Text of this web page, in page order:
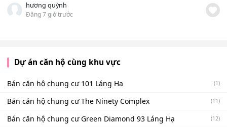
hương quỳnh
Đăng 7 giờ trước
Dự án căn hộ cùng khu vực
Bán căn hộ chung cư 101 Láng Hạ (1)
Bán căn hộ chung cư The Ninety Complex (11)
Bán căn hộ chung cư Green Diamond 93 Láng Hạ (12)